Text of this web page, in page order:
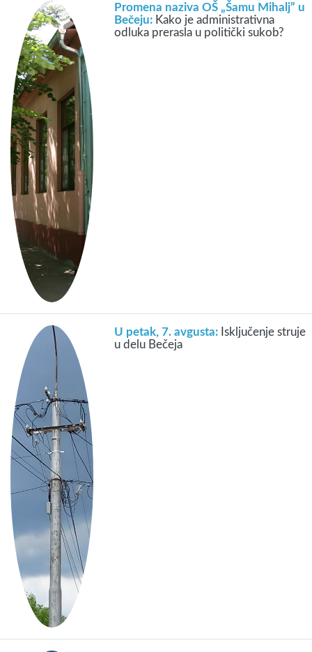
Promena naziva OŠ „Šamu Mihalj” u
Bečeju: Kako je administrativna
odluka prerasla u politički sukob?
U petak, 7. avgusta: Isključenje struje
u delu Bečeja